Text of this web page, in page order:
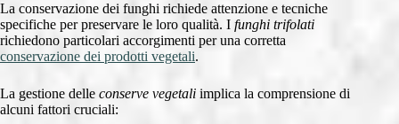
La conservazione dei funghi richiede attenzione e tecniche
specifiche per preservare le loro qualità. I funghi trifolati
richiedono particolari accorgimenti per una corretta
conservazione dei prodotti vegetali.
La gestione delle conserve vegetali implica la comprensione di
alcuni fattori cruciali: